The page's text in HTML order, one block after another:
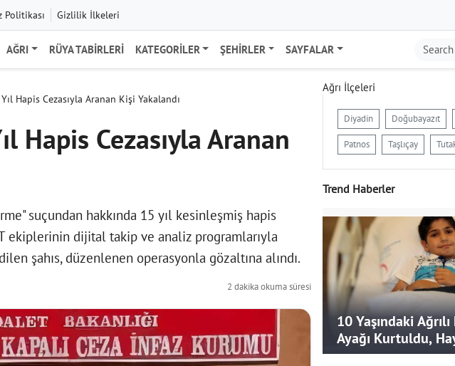
Politikası Gizlilik İlkeleri
AĞRI RÜYA TABIRLERI KATEGORILER ŞEHIRLER SAYFALAR
Hapis Cezasıyla Aranan Kişi Yakalandı
Hapis Cezasıyla Aranan
suçundan hakkında 15 yıl kesinleşmiş hapis
ekiplerinin dijital takip ve analiz programlarıyla
şahıs, düzenlenen operasyonla gözaltına alındı.
2 dakika okuma süresi
Ağrı İlçeleri
Diyadin Doğubayazıt
Patnos Taşlıçay
Trend Haberler
10 Yaşındaki
Ayağı Kurtuldu,
Doktor Olmak